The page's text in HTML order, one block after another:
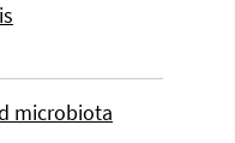
microbiota